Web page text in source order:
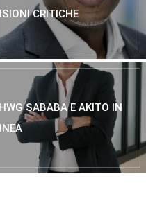
CRITICHE
SABABA E AKITO IN